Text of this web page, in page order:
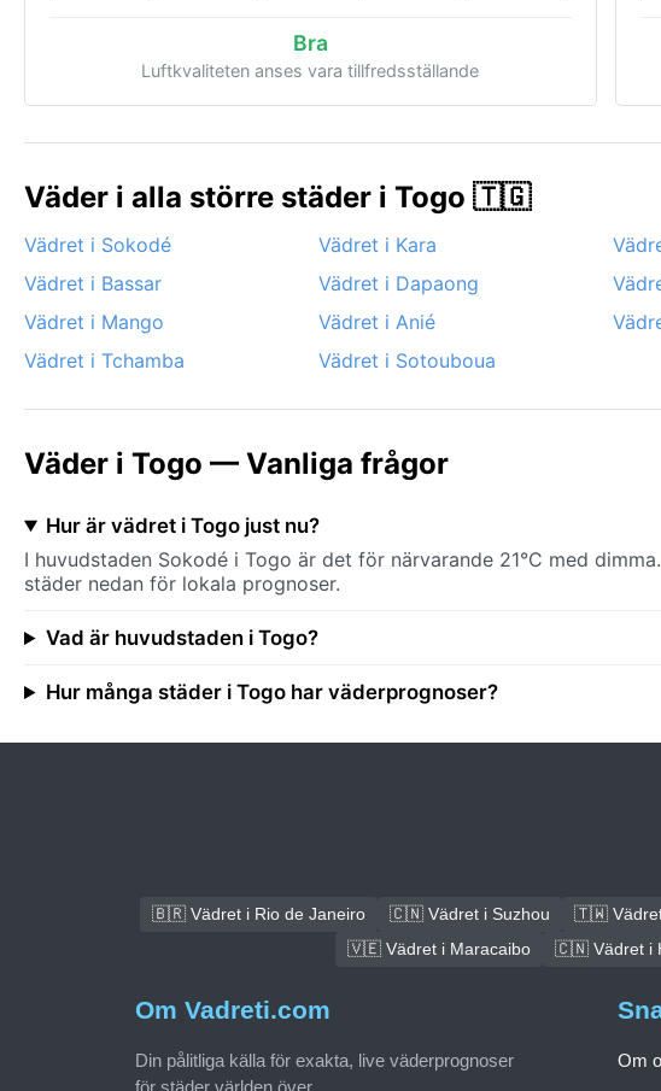
Bra
Luftkvaliteten anses vara tillfredsställande
Väder i alla större städer i Togo 🇹🇬
Vädret i Sokodé Vädret i Kara
Vädret i Bassar
Vädret i Dapaong
Vädret i Mango
Vädret i Anié
Vädret i Tchamba
Vädret i Sotouboua
Väder i Togo — Vanliga frågor
Hur är vädret i Togo just nu?
I huvudstaden Sokodé i Togo är det för närvarande 21°C med
städer nedan för lokala prognoser.
Vad är huvudstaden i Togo?
Hur många städer i Togo har väderprognoser?
🇧🇷 Vädret i Rio de Janeiro 🇨🇳 Vädret i Suzhou 🇹🇼 Vädret
🇻🇪 Vädret i Maracaibo
🇨🇳 Vädret i
Om Vadreti.com
Din pålitliga källa för exakta, live väderprognoser
för städer världen över.
Om